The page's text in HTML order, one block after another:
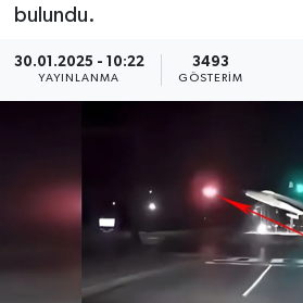
bulundu.
30.01.2025 - 10:22
YAYINLANMA
3493
GÖSTERIM
ÖZEL HABER